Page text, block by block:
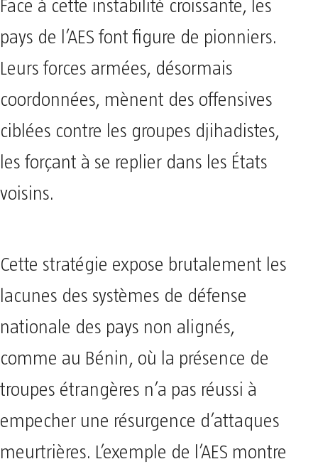
Face à cette instabilité croissante, les
pays de l’AES font figure de pionniers.
Leurs forces armées, désormais
coordonnées, mènent des offensives
ciblées contre les groupes djihadistes,
les forçant à se replier dans les États
voisins.
Cette stratégie expose brutalement les
lacunes des systèmes de défense
nationale des pays non alignés,
comme au Bénin, où la présence de
troupes étrangères n’a pas réussi à
empecher une résurgence d’attaques
meurtrières. L’exemple de l’AES montre